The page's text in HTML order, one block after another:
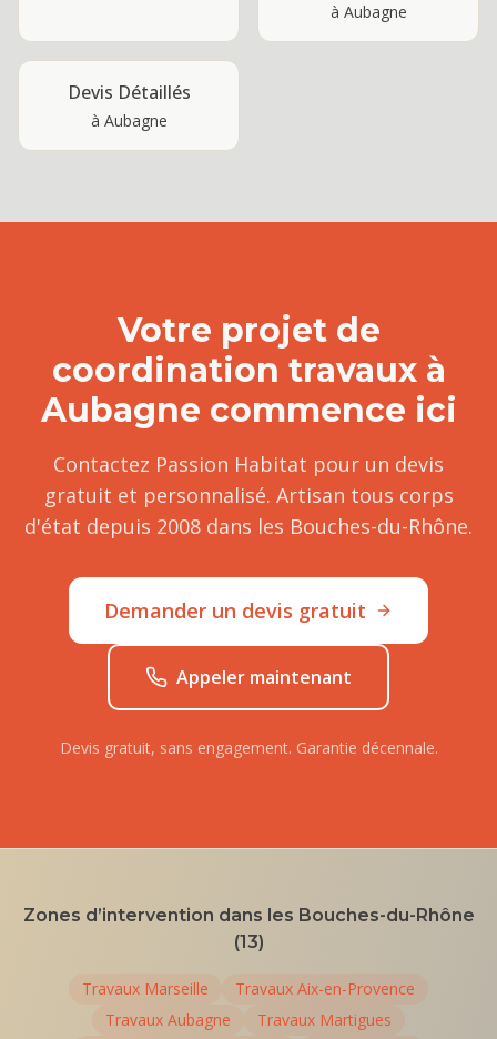
à Aubagne
Devis Détaillés
à Aubagne
Votre projet de
coordination travauxà
Aubagne commence ici
Contactez Passion Habitat pour un devis
gratuit et personnalisé. Artisan tous corps
d'état depuis 2008 dans les Bouches-du-Rhône.
Demander un devis gratuit
Appeler maintenant
Devis gratuit, sans engagement. Garantie décennale.
Zones d’intervention dans les Bouches-du-Rhône
(13)
Travaux Marseille Travaux Aix-en-Provence
Travaux Aubagne Travaux Martigues